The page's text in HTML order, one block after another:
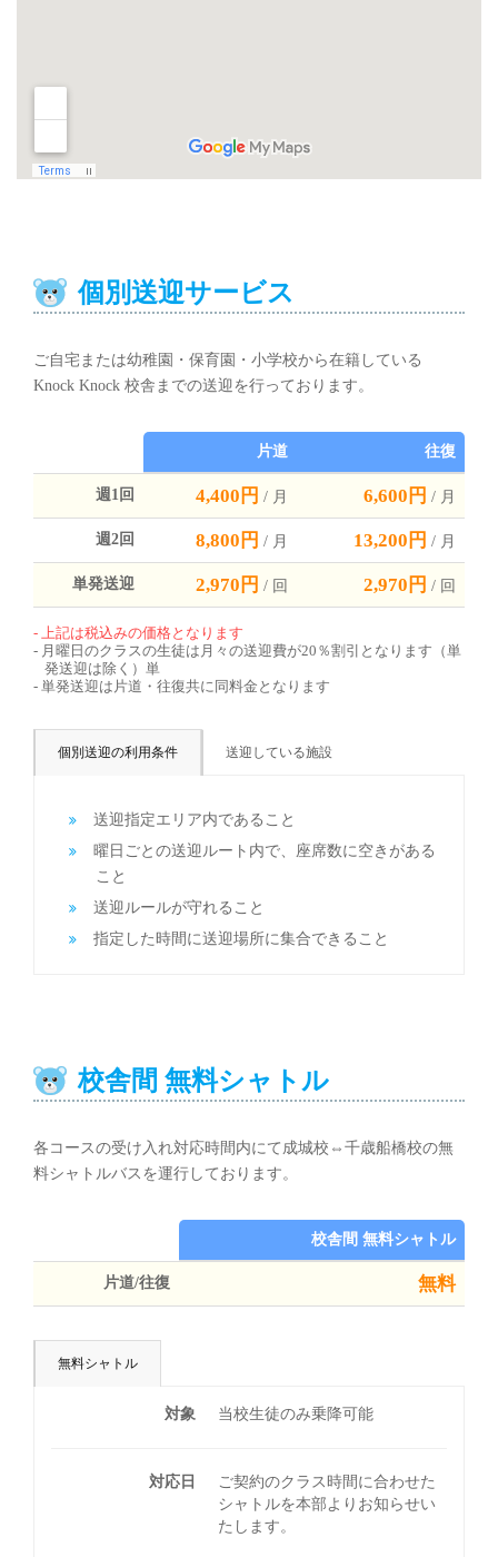
個別送迎サービス
ご自宅または幼稚園・保育園・小学校から在籍している
Knock Knock 校舎までの送迎を行っております。
片道 往復
週1回 4,400円 / 月 6,600円 / 月
週2回 8,800円 / 月 13,200円 / 月
単発送迎 2,970円 / 回 2,970円 / 回
上記は税込みの価格となります
月曜日のクラスの生徒は月々の送迎費が20％割引となります（単
発送迎は除く）単
単発送迎は片道・往復共に同料金となります
個別送迎の利用条件 送迎している施設
送迎指定エリア内であること
曜日ごとの送迎ルート内で、座席数に空きがある
こと
送迎ルールが守れること
指定した時間に送迎場所に集合できること
校舎間 無料シャトル
各コースの受け入れ対応時間内にて成城校⇔千歳船橋校の無
料シャトルバスを運行しております。
校舎間 無料シャトル
片道/往復 無料
無料シャトル
対象 当校生徒のみ乗降可能
対応日
ご契約のクラス時間に合わせた
シャトルを本部よりお知らせい
たします。